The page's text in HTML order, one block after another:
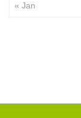
« Jan